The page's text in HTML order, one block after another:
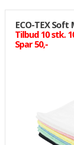
ECO-TEX Soft
Tilbud 10 stk.
Spar 50,-